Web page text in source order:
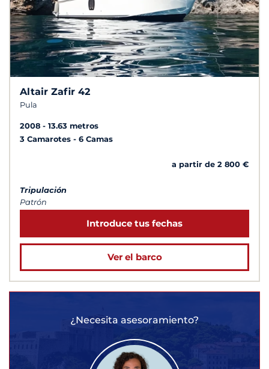
Altair Zafir 42
Pula
2008
13.63 metros
3 Camarotes
6 Camas
a partir de 2 800 €
Tripulación
Patrón
Introduce tus fechas
Ver el barco
¿Necesita asesoramiento?